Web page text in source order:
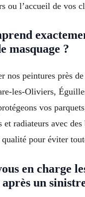
ou l’accueil de vos
masquage ?
nos peintures près
les-Oliviers,
vos
et radiateurs avec des
qualité pour éviter
en charge
un